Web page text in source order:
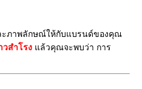
ะภาพลักษณ์ให้กับแบรนด์ของคุณ
วสำโรง แล้วคุณจะพบว่า การ